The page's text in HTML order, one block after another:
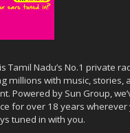
Tamil Nadu’s No.1 private
millions with music, stories,
Powered by Sun Group,
for over 18 years wherever
tuned in with you.